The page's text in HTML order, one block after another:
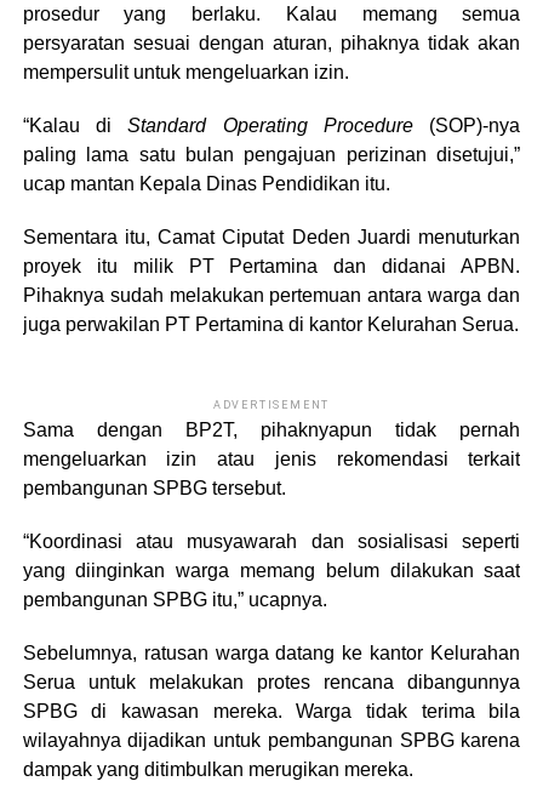
prosedur yang berlaku. Kalau memang semua
persyaratan sesuai dengan aturan, pihaknya tidak akan
mempersulit untuk mengeluarkan izin.
“Kalau diStandard Operating Procedure (SOP)-nya
paling lama satu bulan pengajuan perizinan disetujui,”
ucap mantan Kepala Dinas Pendidikan itu.
Sementara itu, Camat Ciputat Deden Juardi menuturkan
proyek itu milik PT Pertamina dan didanai APBN.
Pihaknya sudah melakukan pertemuan antara warga dan
juga perwakilan PT Pertamina di kantor Kelurahan Serua.
ADVERTISEMENT
Sama dengan BP2T, pihaknyapun tidak pernah
mengeluarkan izin atau jenis rekomendasi terkait
pembangunan SPBG tersebut.
“Koordinasi atau musyawarah dan sosialisasi seperti
yang diinginkan warga memang belum dilakukan saat
pembangunan SPBG itu,” ucapnya.
Sebelumnya, ratusan warga datang ke kantor Kelurahan
Serua untuk melakukan protes rencana dibangunnya
SPBG di kawasan mereka. Warga tidak terima bila
wilayahnya dijadikan untuk pembangunan SPBG karena
dampak yang ditimbulkan merugikan mereka.